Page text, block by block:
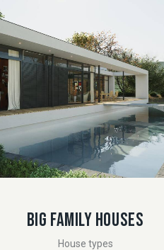
BIG FAMILY HOUSES
House types